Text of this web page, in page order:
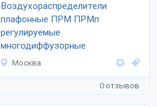
Воздухораспределители
плафонные ПРМ ПРМп
регулируемые
многодиффузорные
Москва
0 отзывов